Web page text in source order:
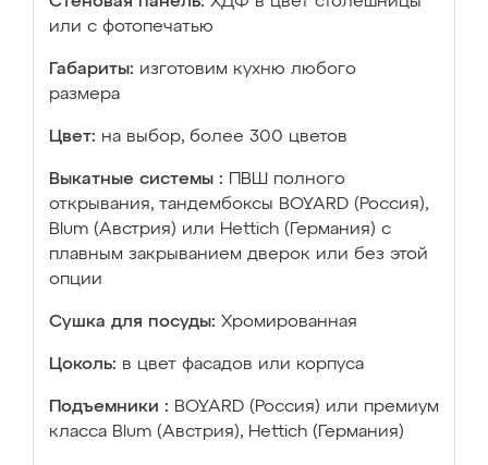
или с фотопечатью
Габариты: изготовим кухню любого
размера
Цвет: на выбор, более 300 цветов
Выкатные системы :
ПВШ полного
открывания, тандембоксы BOYARD (Россия),
Blum (Австрия) или Hettich (Германия) с
плавным закрыванием дверок или без этой
опции
Сушка для посуды: Хромированная
Цоколь: в цвет фасадов или корпуса
Подъемники : BOYARD (Россия) или премиум
класса Blum (Австрия), Hettich (Германия)